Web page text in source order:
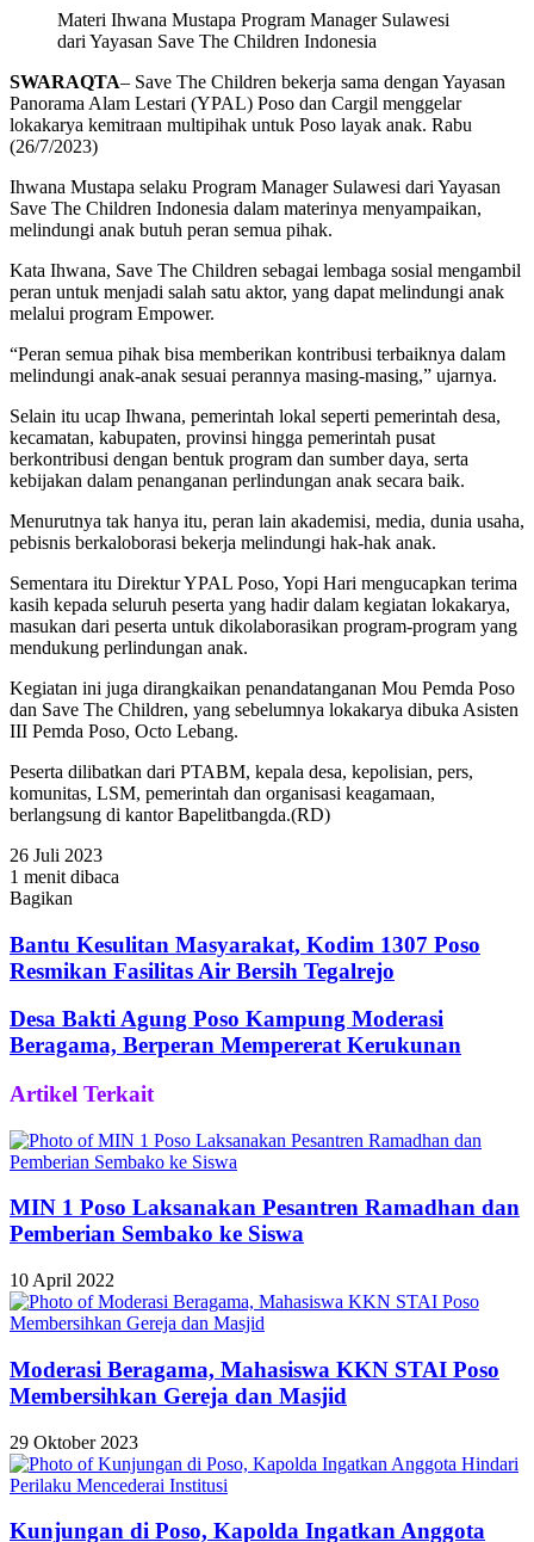
Materi Ihwana Mustapa Program Manager Sulawesi
dari Yayasan Save The Children Indonesia
SWARAQTA– Save The Children bekerja sama dengan Yayasan
Panorama Alam Lestari (YPAL) Poso dan Cargil menggelar
lokakarya kemitraan multipihak untuk Poso layak anak. Rabu
(26/7/2023)
Ihwana Mustapa selaku Program Manager Sulawesi dari Yayasan
Save The Children Indonesia dalam materinya menyampaikan,
melindungi anak butuh peran semua pihak.
Kata Ihwana, Save The Children sebagai lembaga sosial mengambil
peran untuk menjadi salah satu aktor, yang dapat melindungi anak
melalui program Empower.
“Peran semua pihak bisa memberikan kontribusi terbaiknya dalam
melindungi anak-anak sesuai perannya masing-masing,” ujarnya.
Selain itu ucap Ihwana, pemerintah lokal seperti pemerintah desa,
kecamatan, kabupaten, provinsi hingga pemerintah pusat
berkontribusi dengan bentuk program dan sumber daya, serta
kebijakan dalam penanganan perlindungan anak secara baik.
Menurutnya tak hanya itu, peran lain akademisi, media, dunia usaha,
pebisnis berkaloborasi bekerja melindungi hak-hak anak.
Sementara itu Direktur YPAL Poso, Yopi Hari mengucapkan terima
kasih kepada seluruh peserta yang hadir dalam kegiatan lokakarya,
masukan dari peserta untuk dikolaborasikan program-program yang
mendukung perlindungan anak.
Kegiatan ini juga dirangkaikan penandatanganan Mou Pemda Poso
dan Save The Children, yang sebelumnya lokakarya dibuka Asisten
III Pemda Poso, Octo Lebang.
Peserta dilibatkan dari PTABM, kepala desa, kepolisian, pers,
komunitas, LSM, pemerintah dan organisasi keagamaan,
berlangsung di kantor Bapelitbangda.(RD)
26 Juli 2023
1 menit dibaca
Bagikan
via
Email
Bantu Kesulitan Masyarakat, Kodim 1307 Poso
Resmikan Fasilitas Air Bersih Tegalrejo
Desa Bakti Agung Poso Kampung Moderasi
Beragama, Berperan Mempererat Kerukunan
Artikel Terkait
MIN 1 Poso Laksanakan Pesantren Ramadhan dan
Pemberian Sembako ke Siswa
10 April 2022
Moderasi Beragama, Mahasiswa KKN STAI Poso
Membersihkan Gereja dan Masjid
29 Oktober 2023
Kunjungan di Poso, Kapolda Ingatkan Anggota